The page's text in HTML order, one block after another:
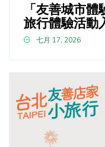
「友善城市
旅行體驗活動
七月 17, 2026